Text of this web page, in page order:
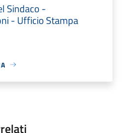
Sindaco -
- Ufficio Stampa